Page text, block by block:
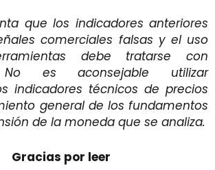
que los indicadores anteriores
comerciales falsas y el uso
debe tratarse con
No es aconsejable utilizar
indicadores técnicos de precios
general de los fundamentos
de la moneda que se analiza.
Gracias por leer